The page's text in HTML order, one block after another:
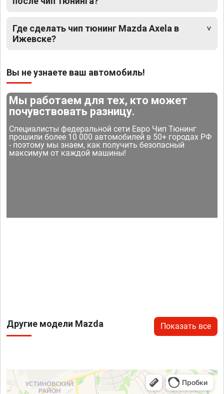
Где сделать чип тюнинг Mazda Axela в
Ижевске?
Вы не узнаете ваш автомобиль!
Мы работаем для тех, кто может
почувствовать разницу.
Специалисты федеральной сети Евро Чип Тюнинг
прошили более 10 000 автомобилей в 50+ городах РФ
- поэтому мы знаем, как получить безопасный
максимум от каждой машины!
Другие модели Mazda Показать все